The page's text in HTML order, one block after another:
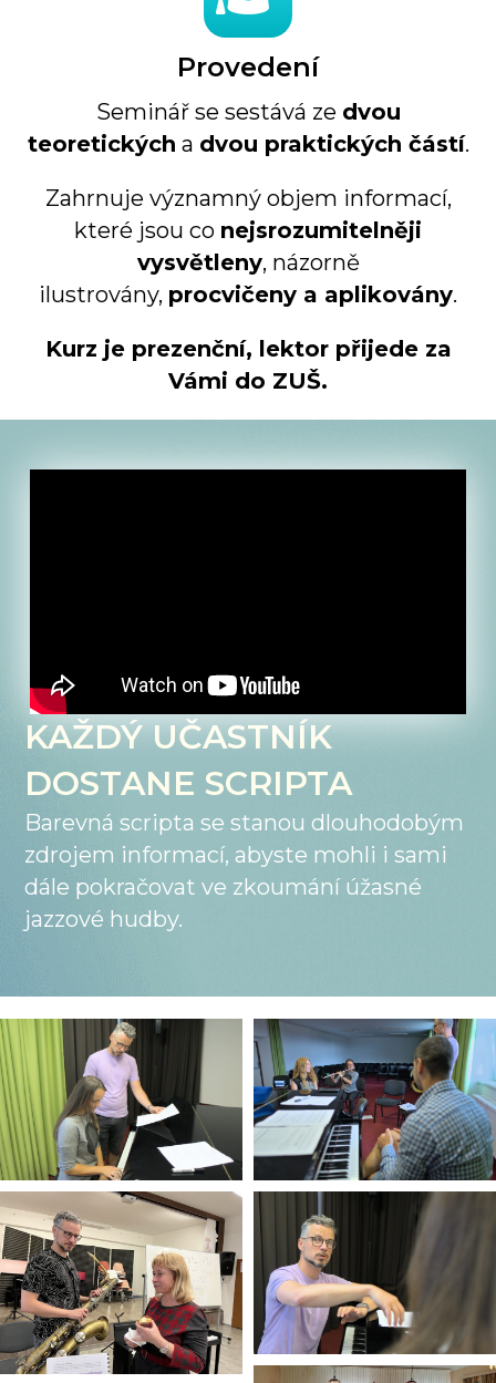
Provedení
Seminář se sestává ze dvou
teoretických a dvou praktických částí.
Zahrnuje významný objem informací,
které jsou co nejsrozumitelněji
vysvětleny, názorně
ilustrovány, procvičeny a aplikovány.
Kurz je prezenční, lektor přijede za
Vámi do ZUŠ.
KAŽDÝ UČASTNÍK
DOSTANE SCRIPTA
Barevná scripta se stanou dlouhodobým
zdrojem informací, abyste mohli i sami
dále pokračovat ve zkoumání úžasné
jazzové hudby.